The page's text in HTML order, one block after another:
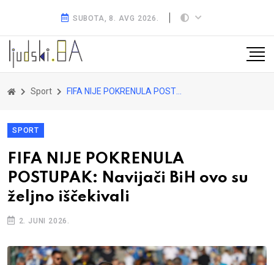
SUBOTA, 8. AVG 2026.
Sport FIFA NIJE POKRENULA POSTUPAK: Navijači BiH ovo su željno iščekivali
SPORT
FIFA NIJE POKRENULA
POSTUPAK: Navijači BiH ovo su
željno iščekivali
2. JUNI 2026.